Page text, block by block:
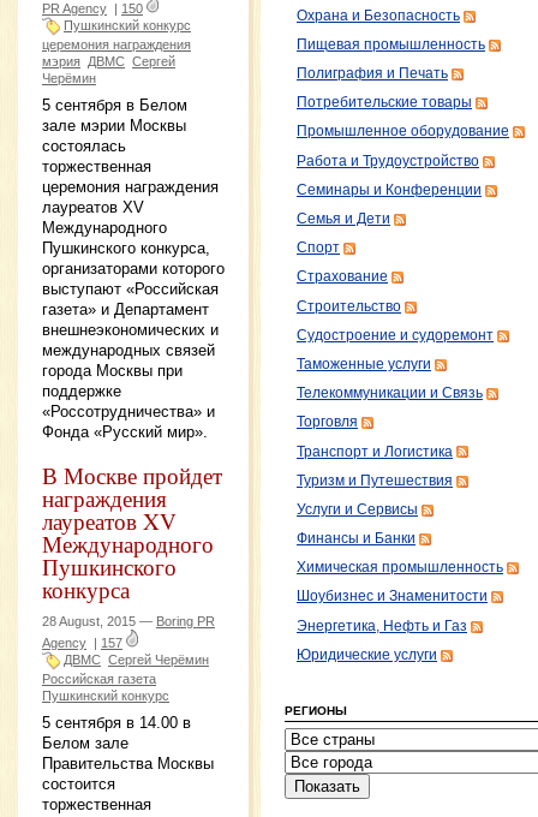
PR Agency | 150
Пушкинский конкурс
церемония награждения
мэрия ДВМС Сергей
Черёмин
5 сентября в Белом
зале мэрии Москвы
состоялась
торжественная
церемония награждения
лауреатов XV
Международного
Пушкинского конкурса,
организаторами которого
выступают «Российская
газета» и Департамент
внешнеэкономических и
международных связей
города Москвы при
поддержке
«Россотрудничества» и
Фонда «Русский мир».
В Москве пройдет
награждения
лауреатов XV
Международного
Пушкинского
конкурса
28 August, 2015 — Boring PR
Agency
157
ДВМС Сергей Черёмин
Российская газета
Пушкинский конкурс
5 сентября в 14.00 в
Белом зале
Правительства Москвы
состоится
торжественная
Охрана и Безопасность
Пищевая промышленность
Полиграфия и Печать
Потребительские товары
Промышленное оборудование
Работа и Трудоустройство
Семинары и Конференции
Семья и Дети
Спорт
Страхование
Строительство
Судостроение и судоремонт
Таможенные услуги
Телекоммуникации и Связь
Торговля
Транспорт и Логистика
Туризм и Путешествия
Услуги и Сервисы
Финансы и Банки
Химическая промышленность
Шоубизнес и Знаменитости
Энергетика, Нефть и Газ
Юридические услуги
РЕГИОНЫ